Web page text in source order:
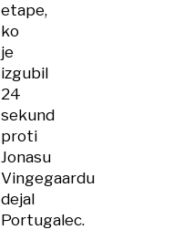
etape,
ko
je
izgubil
24
sekund
proti
Jonasu
Vingegaardu
dejal
Portugalec.